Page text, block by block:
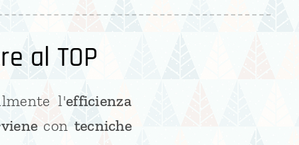
al TOP
l'efficienza
con tecniche